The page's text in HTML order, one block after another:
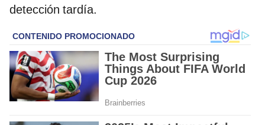
detección tardía.